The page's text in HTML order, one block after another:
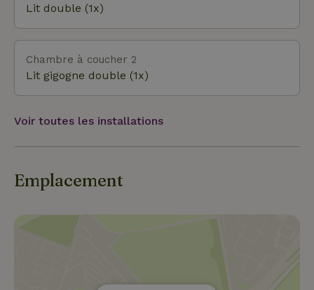
Lit double (1x)
Chambre à coucher 2
Lit gigogne double (1x)
Voir toutes les installations
Emplacement